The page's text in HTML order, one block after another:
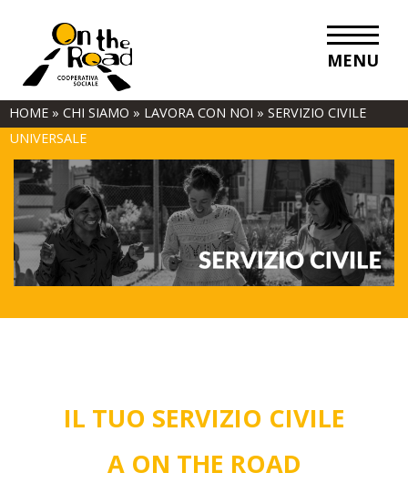
MENU
HOME » CHI SIAMO » LAVORA CON NOI » SERVIZIO CIVILE
UNIVERSALE
IL TUO SERVIZIO CIVILE
A ON THE ROAD